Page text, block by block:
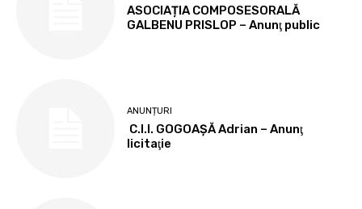
ASOCIAȚIA COMPOSESORALĂ
GALBENU PRISLOP – Anunţ public
ANUNȚURI
C.I.I. GOGOAŞĂ Adrian – Anunţ
licitaţie